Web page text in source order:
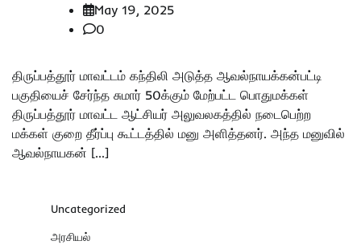
May 19, 2025
0
திருப்பத்தூர் மாவட்டம் கந்திலி அடுத்த ஆவல்நாயக்கன்பட்டி
பகுதியைச் சேர்ந்த சுமார் 50க்கும் மேற்பட்ட பொதுமக்கள்
திருப்பத்தூர் மாவட்ட ஆட்சியர் அலுவலகத்தில் நடைபெற்ற
மக்கள் குறை தீர்ப்பு கூட்டத்தில் மனு அளித்தனர். அந்த மனுவில்
ஆவல்நாயகன் […]
Uncategorized
அரசியல்